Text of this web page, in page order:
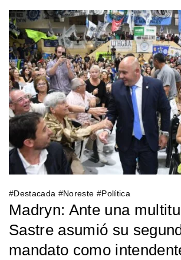
#Destacada #Noreste #Política
Madryn: Ante una
Sastre asumió su
mandato como